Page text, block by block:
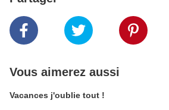
Vous aimerez aussi
Vacances j'oublie tout !